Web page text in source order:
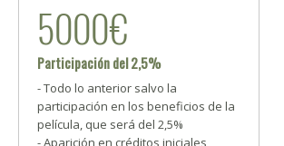
5000€
Participación del 2,5%
- Todo lo anterior salvo la
participación en los beneficios de la
película, que será del 2,5%
- Aparición en créditos iniciales